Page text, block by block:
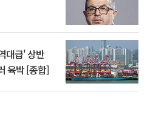
대급' 상반
육박 [종합]